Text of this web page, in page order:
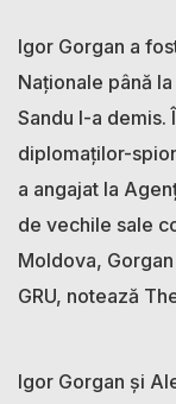
Igor Gorgan a
Naţionale până
Sandu l-a demis.
diplomaților-
a angajat la
de vechile sale
Moldova,
GRU, notează
Igor Gorgan și